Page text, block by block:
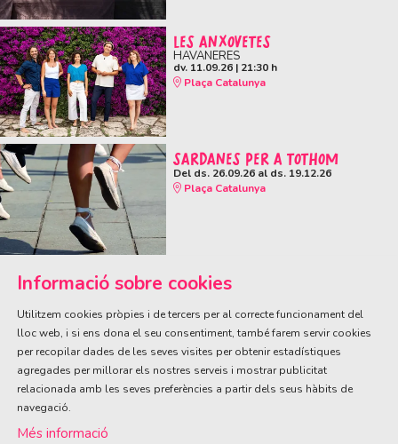
LES ANXOVETES
HAVANERES
dv. 11.09.26| 21:30 h
Plaça Catalunya
SARDANES PER A TOTHOM
Del ds. 26.09.26al ds. 19.12.26
Plaça Catalunya
ÀREA DE CULTURA
Olivareta, 38 · T. 972 83 00 05cultura@llagostera.cat
Sitemap
Informació sobre cookies
Utilitzem cookies pròpies i de tercers per al correcte funcionament del
lloc web, i si ens dona el seu consentiment, també farem servir cookies
per recopilar dades de les seves visites per obtenir estadístiques
agregades per millorar els nostres serveis i mostrar publicitat
relacionada amb les seves preferències a partir dels seus hàbits de
navegació.
Més informació